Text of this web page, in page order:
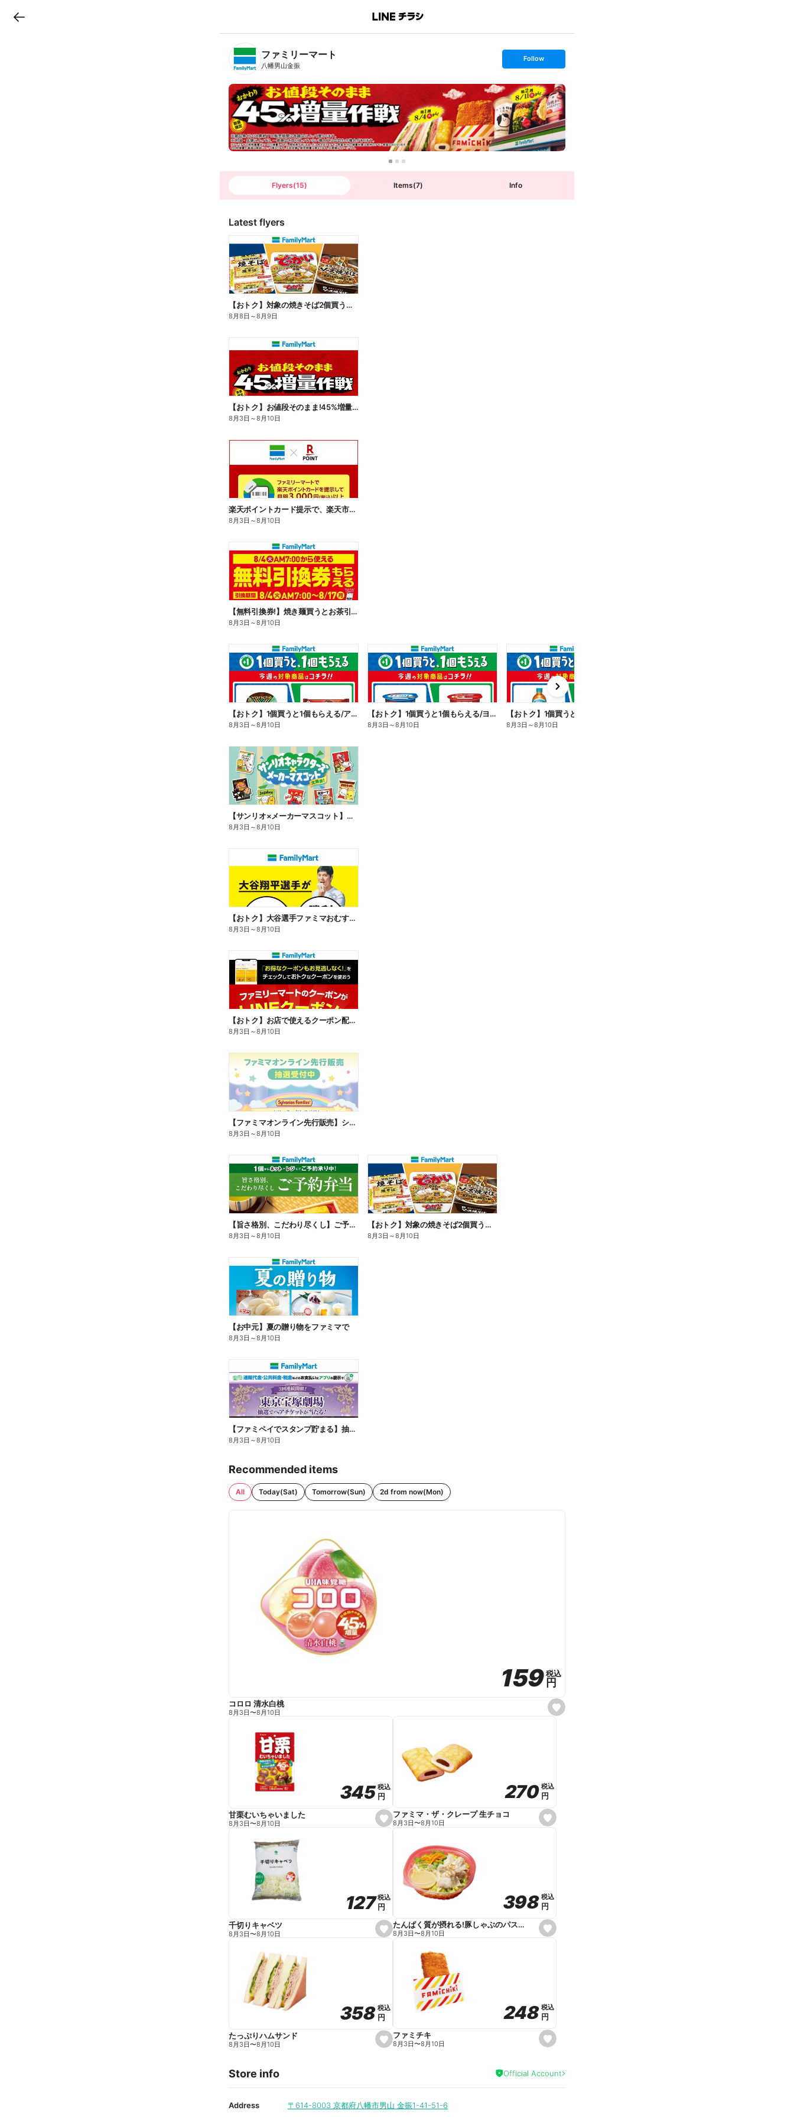
B
n
T
ファミリーマート
八幡男山金振
s
t
o
l
l
o
w
Follow
Flyers(15) Items(7) Info
Latest flyers
【おトク】対象の焼きそば2個買うと100円引き!
8月8日 ～8月9日
【おトク】お値段そのまま!45%増量作戦!
8月3日 ～8月10日
楽天ポイントカード提示で、楽天市場でのお買い物がおトクに!
8月3日 ～8月10日
【無料引換券!】焼き麺買うとお茶引換券貰える!
8月3日 ～8月10日
【おトク】1個買うと1個もらえる/アイス
8月3日 ～8月10日
【おトク】1個買うと1個もらえる/ヨーグルト
8月3日 ～8月10日
【おトク】1個買うと1個もらえる/麦茶
8月3日 ～8月10日
e
x
t
【サンリオ×メーカーマスコット】オリジナルグッズ貰える!
8月3日 ～8月10日
【おトク】大谷選手ファミマおむすび割
8月3日 ～8月10日
【おトク】お店で使えるクーポン配信中
8月3日 ～8月10日
【ファミマオンライン先行販売】シルバニアファミリー
8月3日 ～8月10日
【旨さ格別、こだわり尽くし】ご予約弁当
8月3日 ～8月10日
【おトク】対象の焼きそば2個買うと100円引き!
8月3日 ～8月10日
【お中元】夏の贈り物をファミマで
8月3日 ～8月10日
【ファミペイでスタンプ貯まる】抽選でペアチケットが当たる!
8月3日 ～8月10日
Recommended items
All Today(Sat) Tomorrow(Sun) 2d from now(Mon)
s
e
159
159税込
税込
円
円
コロロ 清水白桃
8月3日〜8月10日
s
e
e
345
345税込
税込
円
円
甘栗むいちゃいました
8月3日〜8月10日
s
e
e
270
270 税込
税込
円
円
ファミマ・ザ・クレープ 生チョコ
8月3日〜8月10日
s
e
e
127
127税込
税込
円
円
千切りキャベツ
8月3日〜8月10日
s
e
e
398
398 税込
税込
円
円
たんぱく質が摂れる!豚しゃぶのパスタサラダ
8月3日〜8月10日
s
e
i
t
358
358税込
税込
円
円
たっぷりハムサンド
8月3日〜8月10日
s
e
a
248
248 税込
税込
円
円
ファミチキ
8月3日〜8月10日
Store info Official Account
Address 〒614-8003 京都府八幡市男山 金振1-41-51-6